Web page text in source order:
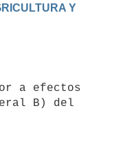
Y
a efectos
B) del